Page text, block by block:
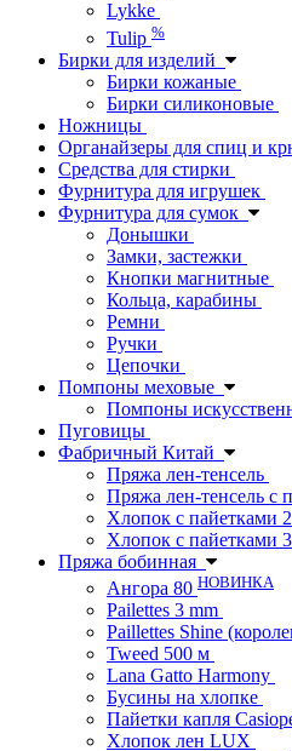
Lykke
Tulip %
Бирки для изделий
Бирки кожаные
Бирки силиконовые
Ножницы
Органайзеры для спиц и
Средства для стирки
Фурнитура для игрушек
Фурнитура для сумок
Донышки
Замки, застежки
Кнопки магнитные
Кольца, карабины
Ремни
Ручки
Цепочки
Помпоны меховые
Помпоны
Пуговицы
Фабричный Китай
Пряжа лен-тенсель
Пряжа лен-тенсель с
Хлопок с пайетками
Хлопок с пайетками
Пряжа бобинная
Ангора 80 НОВИНКА
Pailettes 3 mm
Paillettes Shine
Tweed 500 м
Lana Gatto Harmony
Бусины на хлопке
Пайетки капля
Хлопок лен LUX